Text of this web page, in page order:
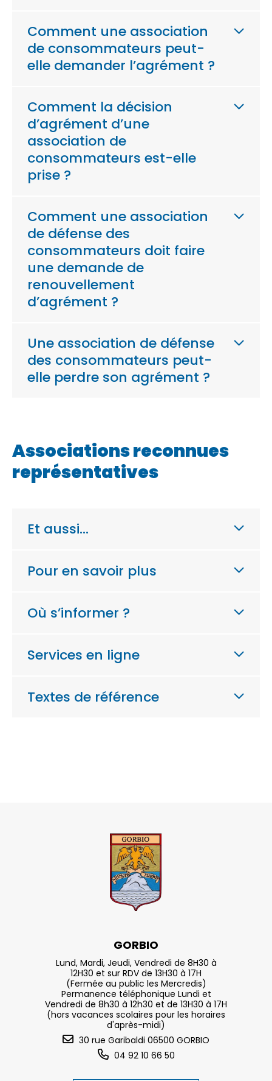
Comment une association
de consommateurs peut-
elle demander l’agrément ?
Comment la décision
d’agrément d’une
association de
consommateurs est-elle
prise ?
Comment une association
de défense des
consommateurs doit faire
une demande de
renouvellement
d’agrément ?
Une association de défense
des consommateurs peut-
elle perdre son agrément ?
Associations reconnues
représentatives
Et aussi…
Pour en savoir plus
Où s’informer ?
Services en ligne
Textes de référence
GORBIO
Lund, Mardi, Jeudi, Vendredi de 8H30 à
12H30 et sur RDV de 13H30 à 17H
(Fermée au public les Mercredis)
Permanence téléphonique Lundi et
Vendredi de 8h30 à 12h30 et de 13H30 à 17H
(hors vacances scolaires pour les horaires
d'après-midi)
30 rue Garibaldi 06500 GORBIO
04 92 10 66 50